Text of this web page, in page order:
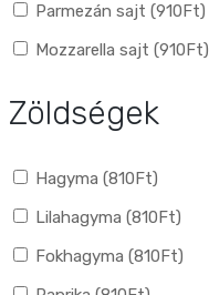
Parmezán sajt (910Ft)
Mozzarella sajt (910Ft)
Zöldségek
Hagyma (810Ft)
Lilahagyma (810Ft)
Fokhagyma (810Ft)